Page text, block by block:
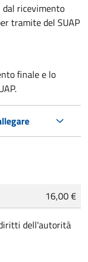
ricevimento
tramite del SUAP
finale e lo
16,00 €
dell'autorità